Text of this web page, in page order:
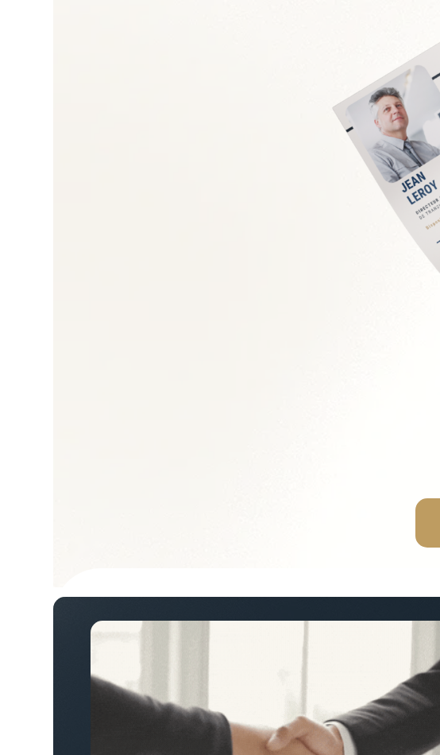
Pilotage financier et contrôle de
Trésorerie et relation bancaire
Reporting, clôtures et
Conformité fiscale et juridique
Restructuration financière